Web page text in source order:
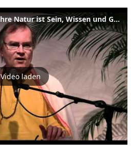
Chidananda - deine wahre Natur ist Sein, Wissen und Glückseligkeit
Video laden